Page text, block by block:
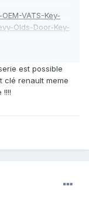
VATS-Key-
Olds-Door-Key-
port, autant en
serrurier.
est possible
clé renault meme